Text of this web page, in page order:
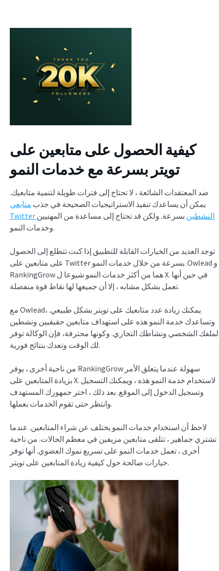
كيفية الحصول على متابعين على
تويتر بسرعة مع خدمات النمو
ضد المعتقدات الشائعة ، لا تحتاج إلى فترات طويلة لتنمية متابعيك.
يمكن أن يساعدك تنفيذ الاستراتيجيات الصحيحة في جذب متابعي
Twitter النشطين بسرعة. ولكن قد تحتاج إلى مساعدة من المهنيين
وخدمات النمو.
توجد العديد من الخيارات القابلة للتطبيق إذا كنت تتطلع إلى الحصول
على متابعين على Twitter بسرعة من خلال خدمات النمو. Owlead و
RankingGrow هما من أكثر خدمات النمو شيوعا ل X. في حين أنها
تعمل بشكل مشابه ، إلا أن جميعها لها نقاط قوة منفصلة.
مع Owlead، يمكنك زيادة عدد متابعيك على تويتر بشكل طبيعي.
وتساعدك خدمة النمو هذه على استهداف متابعين حقيقيين ونشطين
لملفك الشخصي ونشاطك التجاري. وكونها محترفة، فإن الوكالة توفر
لك الوقت وتعدك بنتائج فورية.
من ناحية أخرى ، يوفر RankingGrow سهولة عندما يتعلق الأمر
بزيادة المتابعين على X. لاستخدام خدمة النمو هذه ، ويمكنك التسجيل
وتسجيل الدخول إلى الموقع. بعد ذلك ، اختر جمهورك المستهدف
وانتظر حتى تقوم الخدمات بعملها.
لاحظ أن استخدام خدمات النمو يختلف عن شراء المتابعين. عندما
تشتري جماهير ، تتلقى متابعين مزيفين في معظم الحالات. من ناحية
أخرى ، تعمل خدمات النمو على تسريع نموك العضوي. أنها توفر
خيارات صالحة حول كيفية زيادة المتابعين على تويتر.